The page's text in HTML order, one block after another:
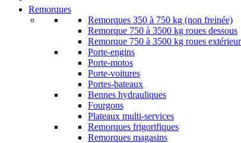
Remorques
Remorques 350 à 750 kg (non freinée)
Remorque 750 à 3500 kg roues dessous
Remorque 750 à 3500 kg roues
Porte-engins
Porte-motos
Porte-voitures
Portes-bateaux
Bennes hydrauliques
Fourgons
Plateaux multi-services
Remorques frigorifiques
Remorques magasins